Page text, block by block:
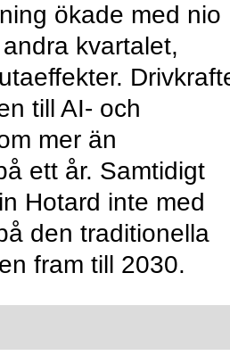
ökade med nio
kvartalet,
till AI- och
mer än
ett år. Samtidigt
Hotard inte med
den traditionella
fram till 2030.